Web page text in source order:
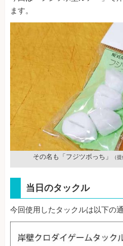
ます。
その名も「フジツボっち」 （
当日のタックル
今回使用したタックルは以下の通